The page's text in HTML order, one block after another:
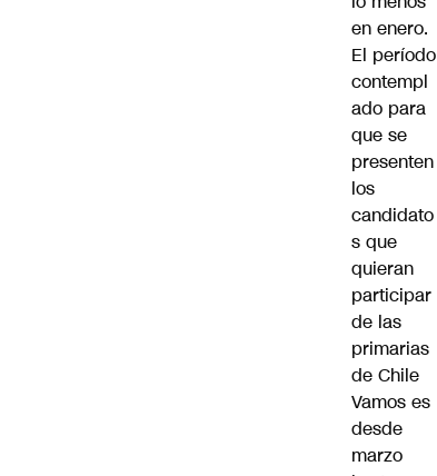
en enero.
El período
contempl
ado para
que se
presenten
los
candidato
s que
quieran
participar
de las
primarias
de Chile
Vamos es
desde
marzo